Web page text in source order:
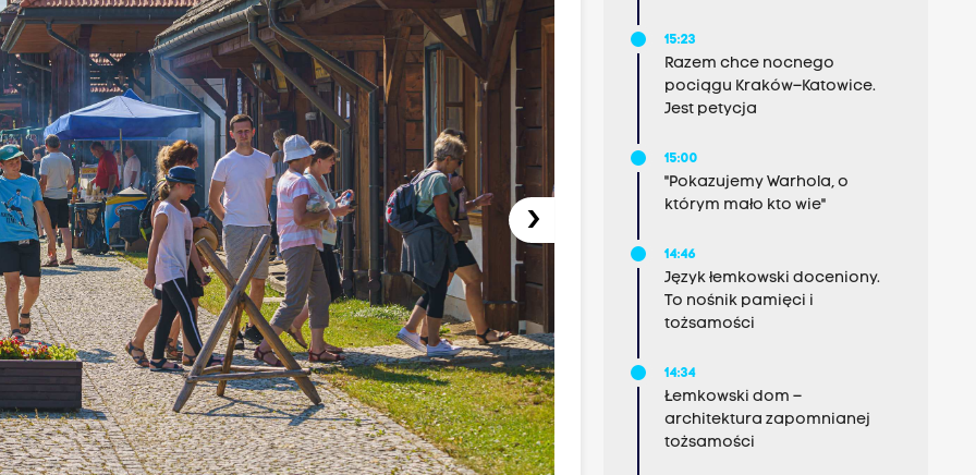
›
15:23
Razem chce nocnego
pociągu Kraków–Katowice.
Jest petycja
15:00
"Pokazujemy Warhola, o
którym mało kto wie"
14:46
Język łemkowski doceniony.
To nośnik pamięci i
tożsamości
14:34
Łemkowski dom –
architektura zapomnianej
tożsamości